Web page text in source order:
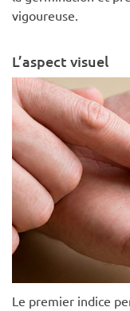
vigoureuse.
L’aspect visuel
Le premier indice